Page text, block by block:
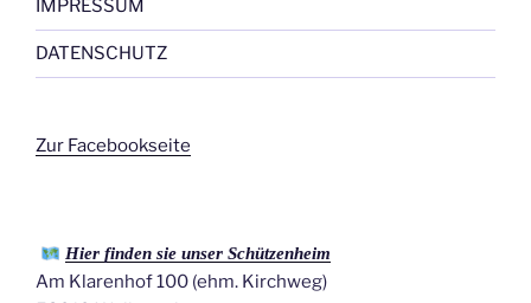
IMPRESSUM
DATENSCHUTZ
Zur Facebookseite
Hier finden sie unser Schützenheim
Am Klarenhof 100 (ehm. Kirchweg)